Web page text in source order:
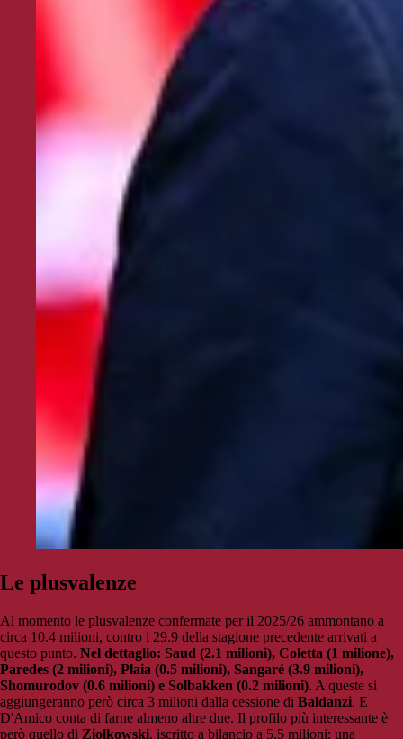
Le plusvalenze
Al momento le plusvalenze confermate per il 2025/26 ammontano a
circa 10.4 milioni, contro i 29.9 della stagione precedente arrivati a
questo punto. Nel dettaglio: Saud (2.1 milioni), Coletta (1 milione),
Paredes (2 milioni), Plaia (0.5 milioni), Sangaré (3.9 milioni),
Shomurodov (0.6 milioni) e Solbakken (0.2 milioni). A queste si
aggiungeranno però circa 3 milioni dalla cessione di Baldanzi. E
D'Amico conta di farne almeno altre due. Il profilo più interessante è
però quello di Ziolkowski, iscritto a bilancio a 5.5 milioni: una